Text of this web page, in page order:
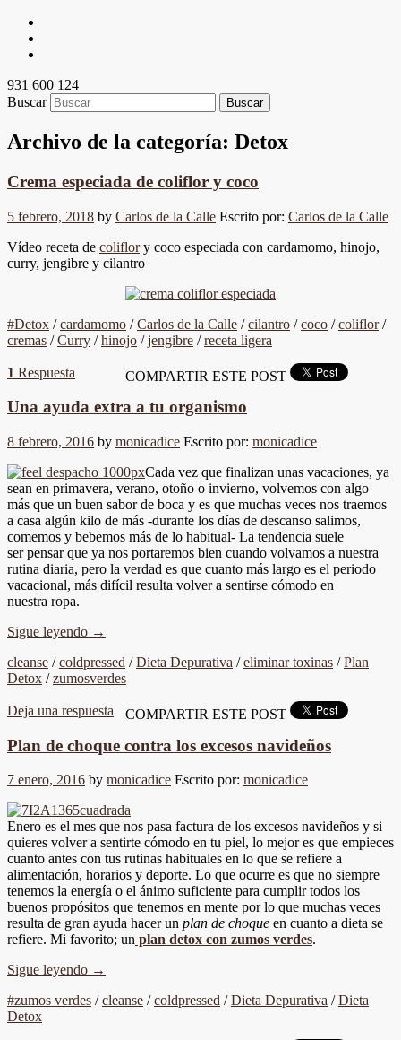
931 600 124
Buscar
Archivo de la categoría: Detox
Crema especiada de coliflor y coco
5 febrero, 2018 by Carlos de la Calle Escrito por: Carlos de la Calle
Vídeo receta de coliflory coco especiada con cardamomo, hinojo,
curry, jengibre y cilantro
#Detox /cardamomo /Carlos de la Calle /cilantro /coco /coliflor/
cremas /Curry /hinojo /jengibre /receta ligera
1 Respuesta COMPARTIR ESTE POST
Una ayuda extra a tu organismo
8 febrero, 2016 by monicadice Escrito por: monicadice
Cada vez que finalizan unas vacaciones, ya
sean en primavera, verano, otoño o invierno, volvemos con algo
más que un buen sabor de boca y es que muchas veces nos traemos
a casa algún kilo de más -durante los días de descanso salimos,
comemos y bebemos más de lo habitual- La tendencia suele
ser pensar que ya nos portaremos bien cuando volvamos a nuestra
rutina diaria, pero la verdad es que cuanto más largo es el periodo
vacacional, más difícil resulta volver a sentirse cómodo en
nuestra ropa.
Sigue leyendo →
cleanse /coldpressed /Dieta Depurativa /eliminar toxinas /Plan
Detox /zumosverdes
Deja una respuesta COMPARTIR ESTE POST
Plan de choque contra los excesos navideños
7 enero, 2016 by monicadice Escrito por: monicadice
Enero es el mes que nos pasa factura de los excesos navideños y si
quieres volver a sentirte cómodo en tu piel, lo mejor es que empieces
cuanto antes con tus rutinas habituales en lo que se refiere a
alimentación, horarios y deporte. Lo que ocurre es que no siempre
tenemos la energía o el ánimo suficiente para cumplir todos los
buenos propósitos que tenemos en mente por lo que muchas veces
resulta de gran ayuda hacer un plan de choque en cuanto a dieta se
refiere. Mi favorito; un plan detox con zumos verdes.
Sigue leyendo →
#zumos verdes /cleanse /coldpressed /Dieta Depurativa /Dieta
Detox